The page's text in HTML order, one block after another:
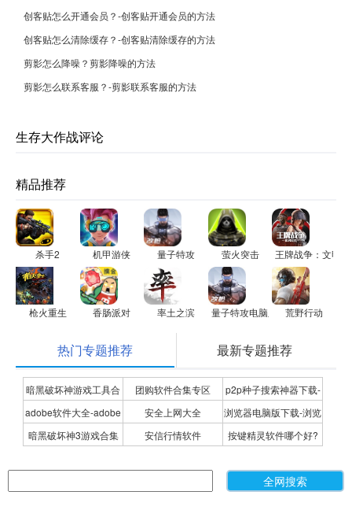
创客贴怎么开通会员？-创客贴开通会员的方法
创客贴怎么清除缓存？-创客贴清除缓存的方法
剪影怎么降噪？剪影降噪的方法
剪影怎么联系客服？-剪影联系客服的方法
生存大作战评论
精品推荐
杀手2 机甲游侠 量子特攻 萤火突击 王牌战争：文明
枪火重生 香肠派对 率土之滨 量子特攻电脑版 荒野行动
热门专题推荐 最新专题推荐
暗黑破坏神游戏工具合
集
团购软件合集专区
p2p种子搜索神器下载-
P2P种子搜索神器专题
adobe软件大全-adobe
全系列软件下载-adobe
安全上网大全
浏览器电脑版下载-浏览
器下载合集
暗黑破坏神3游戏合集 安信行情软件
按键精灵软件哪个好?